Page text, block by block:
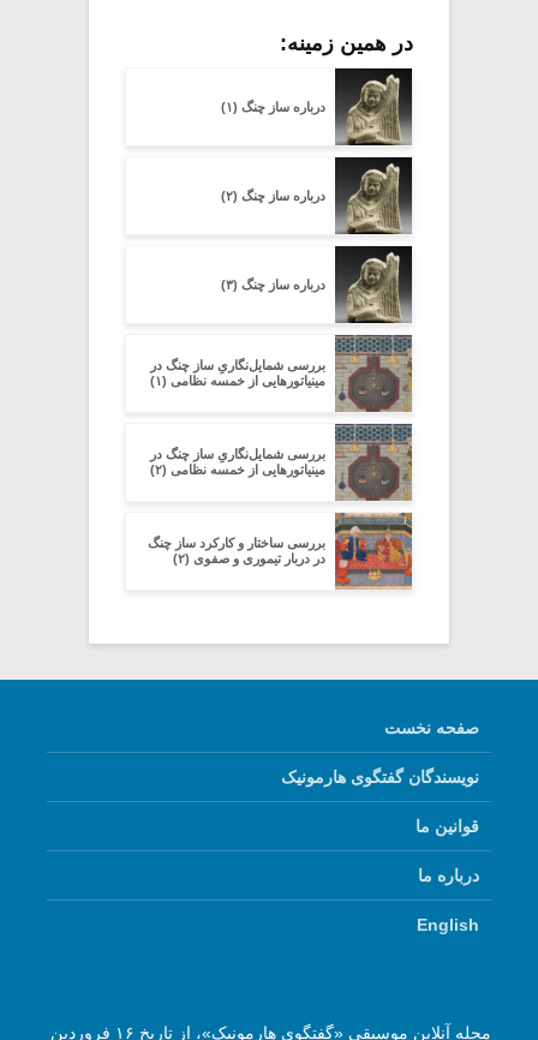
در همین زمینه:
درباره سازِ چنگ (۱)
درباره سازِ چنگ (۲)
درباره سازِ چنگ (۳)
بررسی شمایل‌نگاریِ ساز چنگ در
مینیاتورهایی از خمسه­ نظامی (۱)
بررسی شمایل‌نگاریِ ساز چنگ در
مینیاتورهایی از خمسه­ نظامی (۲)
بررسی ساختار و کارکرد ساز چنگ
در دربار تیموری و صفوی (۲)
صفحه نخست
نویسندگان گفتگوی هارمونیک
قوانین ما
درباره ما
English
مجله آنلاین موسیقی «گفتگوی هارمونیک»، از تاریخ ۱۶ فروردین